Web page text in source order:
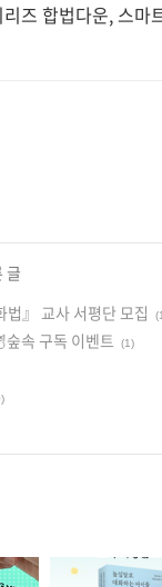
즈 합법다운, 스마
글
』 교사 서평단 모집
속 구독 이벤트 (1)